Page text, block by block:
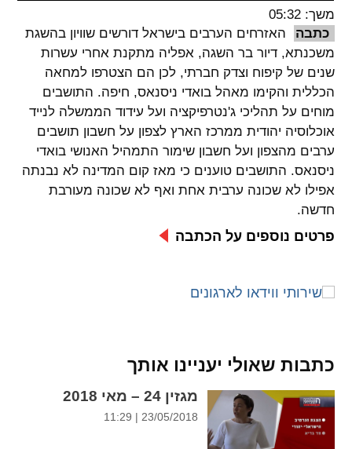
spellcheck
גופן קריא
ניגודיות צבעים
brightness_high
ניגודיות בהירה
brightness_low
ניגודיות כהה
cached
ההגדרות
משך: 05:32
כתבה
האזרחים הערבים בישראל דורשים שוויון בהשגת
משכנתא, דיור בר השגה, אפליה מתקנת אחרי עשרות
שנים של קיפוח וצדק חברתי, לכן הם הצטרפו למחאה
הכללית והקימו מאהל בואדי ניסנאס, חיפה. התושבים
מוחים על תהליכי ג'נטרפיקציה ועל עידוד הממשלה לנייד
אוכלוסיה יהודית ממרכז הארץ לצפון על חשבון תושבים
ערבים מהצפון ועל חשבון שימור התמהיל האנושי בואדי
ניסנאס. התושבים טוענים כי מאז קום המדינה לא נבנתה
אפילו לא שכונה ערבית אחת ואף לא שכונה מעורבת
חדשה.
פרטים נוספים על הכתבה
כתבות שאולי יעניינו אותך
מגזין 24 – מאי 2018
23/05/2018 | 11:29